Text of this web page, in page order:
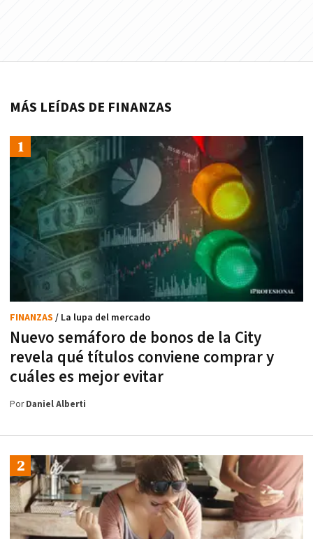
MÁS LEÍDAS DE FINANZAS
Nuevo semáforo de bonos de la City
revela qué títulos conviene comprar y
cuáles es mejor evitar
FINANZAS / La lupa del mercado
PorDaniel Alberti